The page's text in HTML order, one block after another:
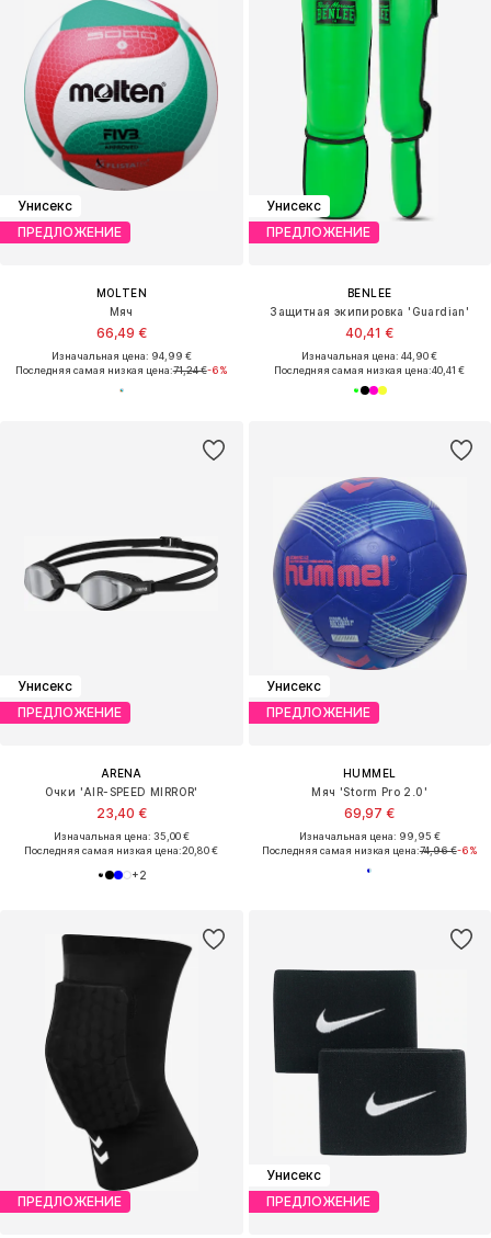
Унисекс
ПРЕДЛОЖЕНИЕ
MOLTEN
Мяч
66,49 €
Изначальная цена: 94,99 €
Последняя самая низкая цена:71,24 €-6%
Унисекс
ПРЕДЛОЖЕНИЕ
BENLEE
Защитная экипировка 'Guardian'
40,41 €
Изначальная цена: 44,90 €
Последняя самая низкая цена:40,41 €
Унисекс
ПРЕДЛОЖЕНИЕ
ARENA
Очки 'AIR-SPEED MIRROR'
23,40 €
Изначальная цена: 35,00 €
Последняя самая низкая цена:20,80 €
+2
Унисекс
ПРЕДЛОЖЕНИЕ
HUMMEL
Мяч 'Storm Pro 2.0'
69,97 €
Изначальная цена: 99,95 €
Последняя самая низкая цена:74,96 €-6%
ПРЕДЛОЖЕНИЕ
Унисекс
ПРЕДЛОЖЕНИЕ